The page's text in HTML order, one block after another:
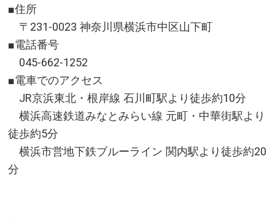
■住所
〒231-0023 神奈川県横浜市中区山下町
■電話番号
045-662-1252
■電車でのアクセス
JR京浜東北・根岸線 石川町駅より徒歩約10分
横浜高速鉄道みなとみらい線 元町・中華街駅より
徒歩約5分
横浜市営地下鉄ブルーライン 関内駅より徒歩約20
分